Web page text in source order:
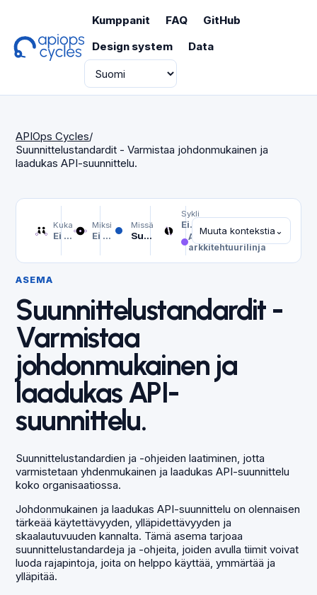
Kumppanit FAQ
GitHub
Design system
Data
Kieli
APIOps Cycles/
Suunnittelustandardit - Varmistaa johdonmukainen ja
laadukas API-suunnittelu.
Kuka
Ei valittu
Miksi
Ei valittu
Missä
Suunnittelustandardit - Varmistaa johdonmukainen ja laadukas API-suunnittelu.
Sykli
Ei valittu
Alusta-
arkkitehtuurilinja
Muuta kontekstia⌄
ASEMA
Suunnittelustandardit -
Varmistaa
johdonmukainen ja
laadukas API-
suunnittelu.
Suunnittelustandardien ja -ohjeiden laatiminen, jotta
varmistetaan yhdenmukainen ja laadukas API-suunnittelu
koko organisaatiossa.
Johdonmukainen ja laadukas API-suunnittelu on olennaisen
tärkeää käytettävyyden, ylläpidettävyyden ja
skaalautuvuuden kannalta. Tämä asema tarjoaa
suunnittelustandardeja ja -ohjeita, joiden avulla tiimit voivat
luoda rajapintoja, joita on helppo käyttää, ymmärtää ja
ylläpitää.